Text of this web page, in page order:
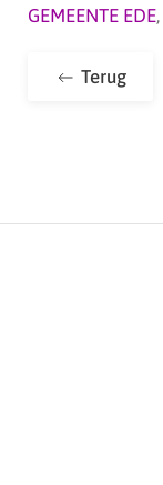
GEMEENTE EDE,
Terug